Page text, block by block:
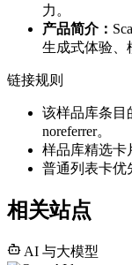
力。
产品简介：
生成式体验、
链接规则
该样品库条目
noreferrer。
样品库精选卡
普通列表卡优
相关站点
AI 与大模型